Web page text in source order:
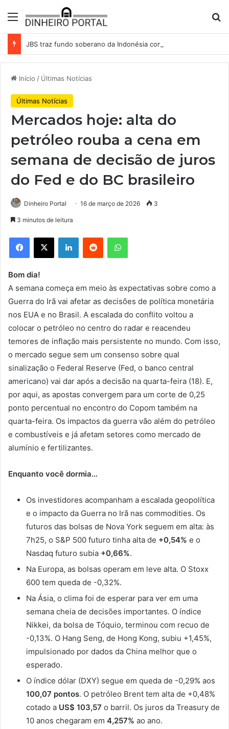
Menu
Início / Últimas Notícias
Últimas Notícias
Mercados hoje: alta do
petróleo rouba a cena em
semana de decisão de juros
do Fed e do BC brasileiro
Dinheiro Portal 16 de março de 2026 3
3 minutos de leitura
Facebook
X LinkedinReddit WhatsApp
Bom dia!
A semana começa em meio às expectativas sobre como a
Guerra do Irã vai afetar as decisões de política monetária
nos EUA e no Brasil. A escalada do conflito voltou a
colocar o petróleo no centro do radar e reacendeu
temores de inflação mais persistente no mundo. Com isso,
o mercado segue sem um consenso sobre qual
sinalização o Federal Reserve (Fed, o banco central
americano) vai dar após a decisão na quarta-feira (18). E,
por aqui, as apostas convergem para um corte de 0,25
ponto percentual no encontro do Copom também na
quarta-feira. Os impactos da guerra vão além do petróleo
e combustíveis e já afetam setores como mercado de
alumínio e fertilizantes.
Enquanto você dormia…
Os investidores acompanham a escalada geopolítica
e o impacto da Guerra no Irã nas commodities. Os
futuros das bolsas de Nova York seguem em alta: às
7h25, o S&P 500 futuro tinha alta de +0,54% e o
Nasdaq futuro subia +0,66%.
Na Europa, as bolsas operam em leve alta. O Stoxx
600 tem queda de -0,32%.
Na Ásia, o clima foi de esperar para ver em uma
semana cheia de decisões importantes. O índice
Nikkei, da bolsa de Tóquio, terminou com recuo de
-0,13%. O Hang Seng, de Hong Kong, subiu +1,45%,
impulsionado por dados da China melhor que o
esperado.
O índice dólar (DXY) segue em queda de -0,29% aos
100,07 pontos. O petróleo Brent tem alta de +0,48%
cotado a US$ 103,57 o barril. Os juros da Treasury de
10 anos chegaram em 4,257% ao ano.